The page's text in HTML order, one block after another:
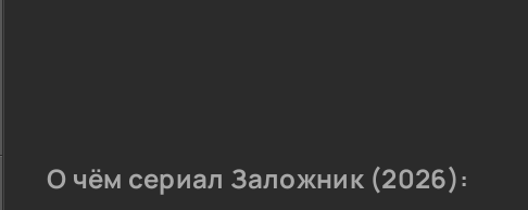
О чём сериал Заложник (2026):